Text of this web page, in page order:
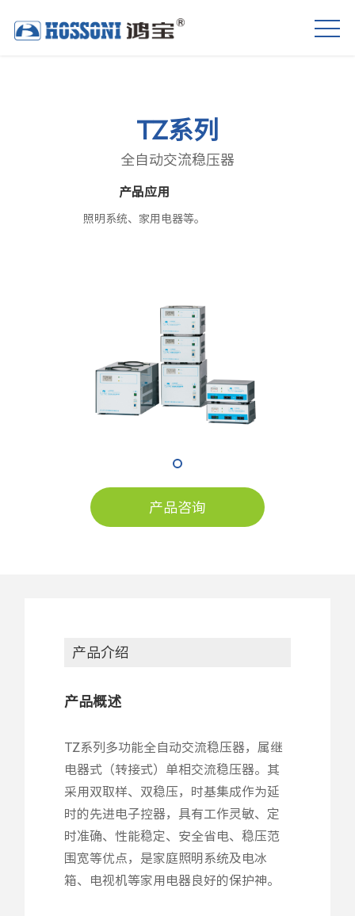
TZ系列
全自动交流稳压器
产品应用
照明系统、家用电器等。
产品咨询
产品介绍
产品概述
TZ系列多功能全自动交流稳压器，属继
电器式（转接式）单相交流稳压器。其
采用双取样、双稳压，时基集成作为延
时的先进电子控器，具有工作灵敏、定
时准确、性能稳定、安全省电、稳压范
围宽等优点，是家庭照明系统及电冰
箱、电视机等家用电器良好的保护神。